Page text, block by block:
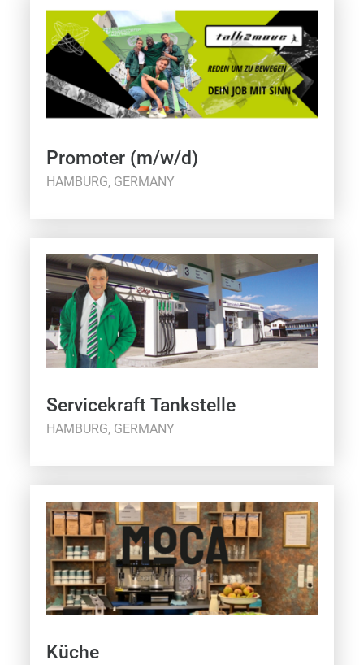
Promoter (m/w/d)
HAMBURG, GERMANY
Servicekraft Tankstelle
HAMBURG, GERMANY
Küche